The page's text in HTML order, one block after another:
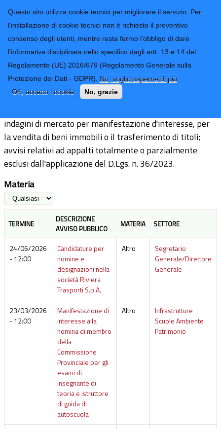
Questo sito utilizza cookie tecnici per migliorare il servizio. Per
l'installazione di cookie tecnici non è richiesto il preventivo
consenso degli utenti, mentre resta fermo l'obbligo di dare
l'informativa disciplinata nello specifico dagli artt. 13 e 14 del
Regolamento (UE) 2016/679 (Regolamento Generale sulla
Protezione dei Dati - GDPR). No, voglio saperne di più
OK, accetto i cookie
No, grazie
Provincia di
Imperia
CONTATTI-URP
TRASPARENZA
Form di ricerca
Avvisi pubblici scaduti
indagini di mercato per manifestazione d'interesse, per
la vendita di beni immobili o il trasferimento di titoli;
avvisi relativi ad appalti totalmente o parzialmente
esclusi dall'applicazione del D.Lgs. n. 36/2023.
Materia
TERMINE
DESCRIZIONE
AVVISO PUBBLICO
MATERIA SETTORE
24/06/2026
- 12:00
Candidature per
nomine e
designazioni nella
società Riviera
Trasporti S.p.A.
Altro
Segretario
Generale/Direttore
Generale
23/03/2026
- 12:00
Manifestazione di
interesse alla
nomina di membro
della
Commissione
Provinciale per gli
esami di
insegnante di
teoria e istruttore
di guida di
autoscuola
Altro
Infrastrutture
Scuole Ambiente
Patrimonio